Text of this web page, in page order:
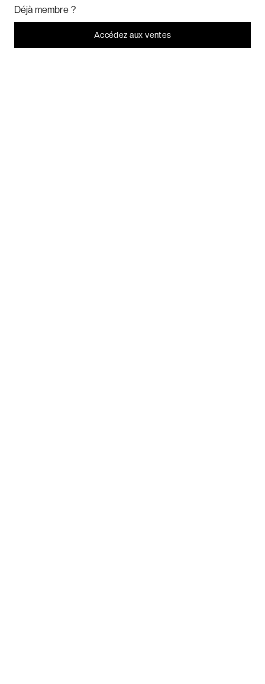
Déjà membre ?
Accédez aux ventes
Marketing? Vous pouvez toujours modifier ou retirer votre
Je refuse C'est bon.